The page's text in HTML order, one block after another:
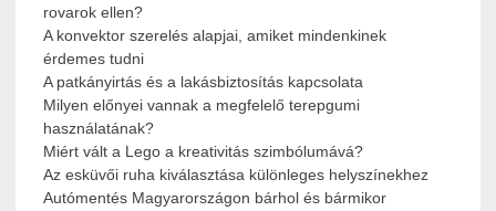
rovarok ellen?
A konvektor szerelés alapjai, amiket mindenkinek
érdemes tudni
A patkányirtás és a lakásbiztosítás kapcsolata
Milyen előnyei vannak a megfelelő terepgumi
használatának?
Miért vált a Lego a kreativitás szimbólumává?
Az esküvői ruha kiválasztása különleges helyszínekhez
Autómentés Magyarországon bárhol és bármikor